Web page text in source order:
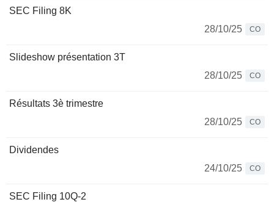
SEC Filing 8K
28/10/25
CO
Slideshow présentation 3T
28/10/25
CO
Résultats 3è trimestre
28/10/25
CO
Dividendes
24/10/25
CO
SEC Filing 10Q-2